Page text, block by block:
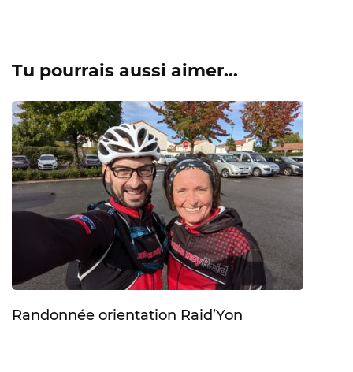
Tu pourrais aussi aimer...
Randonnée orientation Raid’Yon